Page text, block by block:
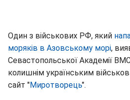
Один з військових РФ, який
моряків в Азовському морі,
Севастопольської Академії
колишнім українським
сайт "Миротворець".